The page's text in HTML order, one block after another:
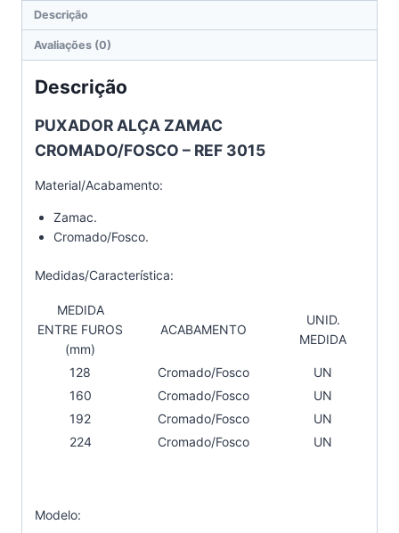
Descrição
Avaliações (0)
Descrição
PUXADOR ALÇA ZAMAC
CROMADO/FOSCO – REF 3015
Material/Acabamento:
Zamac.
Cromado/Fosco.
Medidas/Característica:
MEDIDA
ENTRE FUROS
(mm)
ACABAMENTO
UNID.
MEDIDA
128 Cromado/Fosco
UN
160
Cromado/Fosco
UN
192
Cromado/Fosco
UN
224
Cromado/Fosco UN
Modelo: